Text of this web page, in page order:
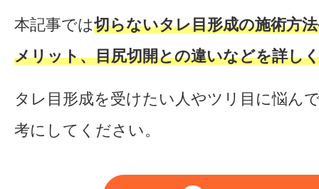
本記事では切らないタレ目形成の施術方
メリット、目尻切開との違いなどを詳し
タレ目形成を受けたい人やツリ目に悩ん
考にしてください。